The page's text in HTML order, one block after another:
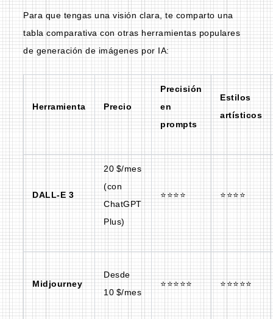
Para que tengas una visión clara, te comparto una
tabla comparativa con otras herramientas populares
de generación de imágenes por IA:
Herramienta Precio
Precisión
en
prompts
Estilos
artísticos
DALL-E 3
20 $/mes
(con
ChatGPT
Plus)
⭐⭐⭐⭐ ⭐⭐⭐⭐
Midjourney
Desde
10 $/mes
⭐⭐⭐⭐⭐ ⭐⭐⭐⭐⭐